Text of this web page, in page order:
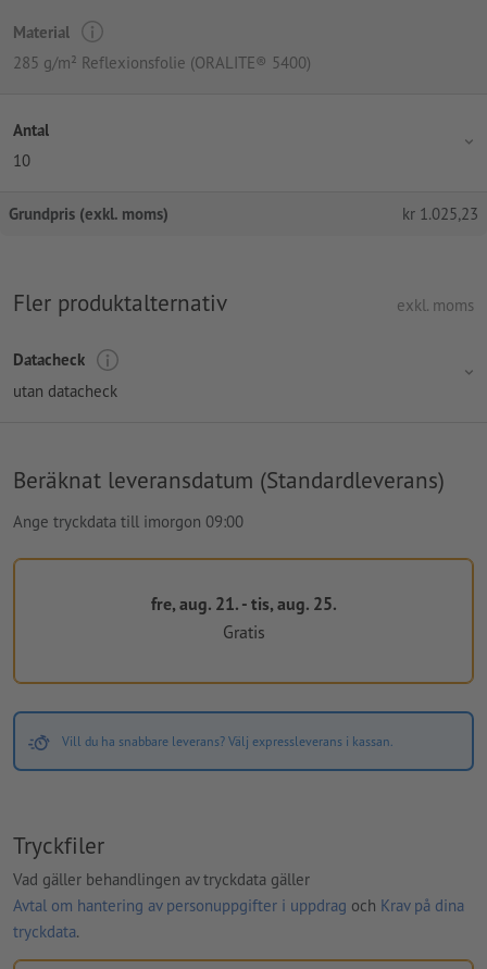
Material
285 g/m² Reflexionsfolie (ORALITE® 5400)
Antal
10
Grundpris (exkl. moms) kr 1.025,23
Fler produktalternativ exkl. moms
Datacheck
utan datacheck
Beräknat leveransdatum (Standardleverans)
Ange tryckdata till imorgon 09:00
fre, aug. 21. - tis, aug. 25.
Gratis
Vill du ha snabbare leverans? Välj expressleverans i kassan.
Tryckfiler
Vad gäller behandlingen av tryckdata gäller
Avtal om hantering av personuppgifter i uppdrag och Krav på dina
tryckdata.